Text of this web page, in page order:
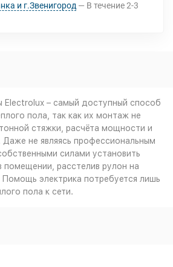
и г.Звенигород В течение2-3
Electrolux – самый доступный способ
пола, так как их монтаж не
стяжки, расчёта мощности и
Даже не являясь профессиональным
силами установить
помещении, расстелив рулон на
электрика потребуется лишь
пола к сети.